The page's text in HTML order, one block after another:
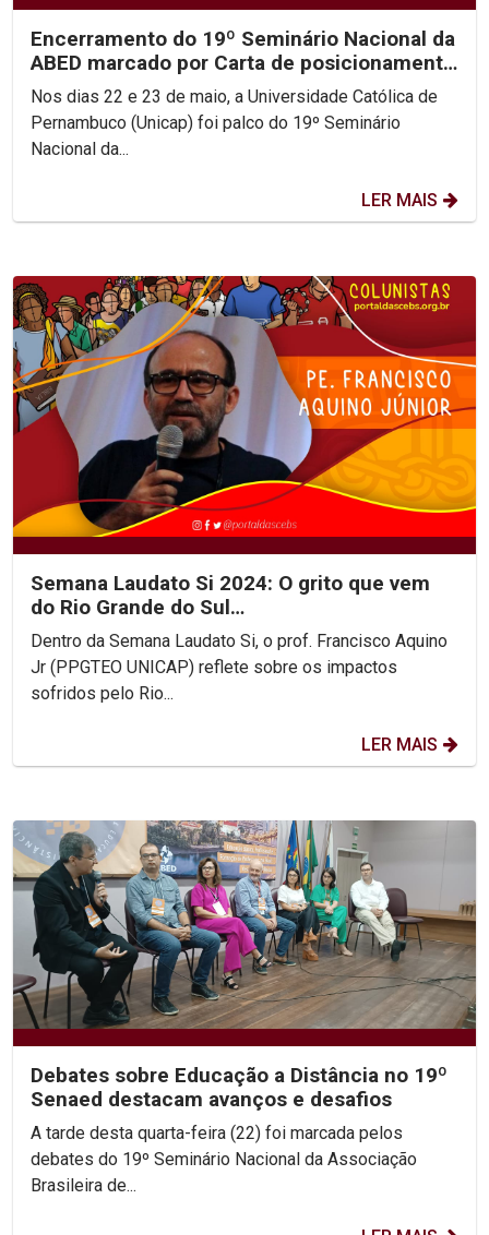
Encerramento do 19º Seminário Nacional da
ABED marcado por Carta de posicionamento
da entidade
Nos dias 22 e 23 de maio, a Universidade Católica de
Pernambuco (Unicap) foi palco do 19º Seminário
Nacional da...
LER MAIS
Semana Laudato Si 2024: O grito que vem
do Rio Grande do Sul…
Dentro da Semana Laudato Si, o prof. Francisco Aquino
Jr (PPGTEO UNICAP) reflete sobre os impactos
sofridos pelo Rio...
LER MAIS
Debates sobre Educação a Distância no 19º
Senaed destacam avanços e desafios
A tarde desta quarta-feira (22) foi marcada pelos
debates do 19º Seminário Nacional da Associação
Brasileira de...